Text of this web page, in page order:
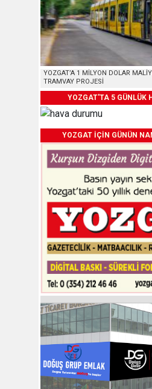
YOZGAT’A 1 MİLYON DOLAR
TRAMVAY PROJESİ
YOZGAT'TA 5 GÜNLÜK
YOZGAT İÇİN GÜNÜN